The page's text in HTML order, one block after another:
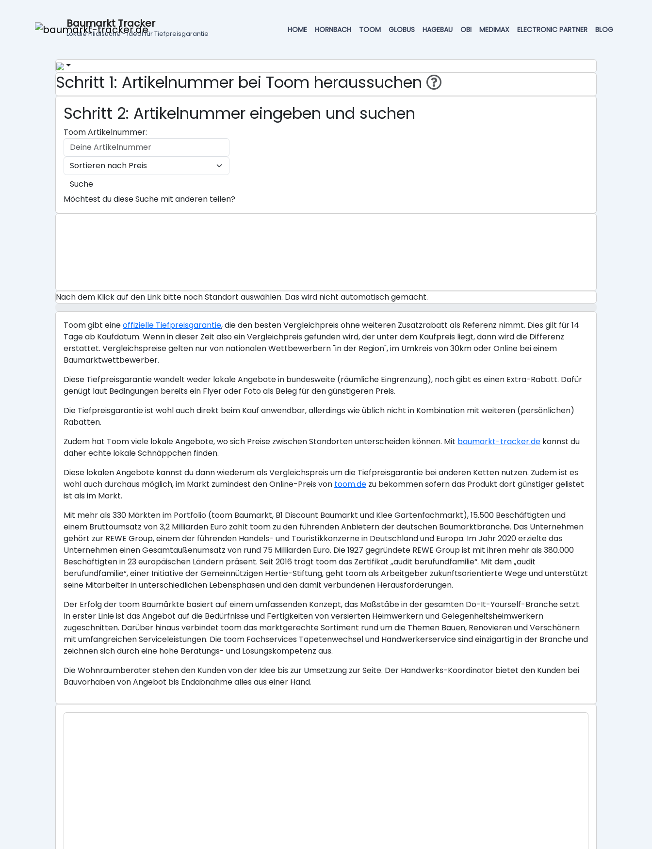
Baumarkt Tracker
Lokale Filialsuche - ideal für Tiefpreisgarantie HOME HORNBACH TOOM GLOBUS HAGEBAU OBI MEDIMAX ELECTRONIC PARTNER BLOG
Schritt 1: Artikelnummer bei Toom heraussuchen
Schritt 2: Artikelnummer eingeben und suchen
Toom Artikelnummer:
Suche
Möchtest du diese Suche mit anderen teilen?
Nach dem Klick auf den Link bitte noch Standort auswählen. Das wird nicht automatisch gemacht.
Toom gibt eineoffizielle Tiefpreisgarantie, die den besten Vergleichpreis ohne weiteren Zusatzrabatt als Referenz nimmt. Dies gilt für 14
Tage ab Kaufdatum. Wenn in dieser Zeit also ein Vergleichpreis gefunden wird, der unter dem Kaufpreis liegt, dann wird die Differenz
erstattet. Vergleichspreise gelten nur von nationalen Wettbewerbern "in der Region", im Umkreis von 30km oder Online bei einem
Baumarktwettbewerber.
Diese Tiefpreisgarantie wandelt weder lokale Angebote in bundesweite (räumliche Eingrenzung), noch gibt es einen Extra-Rabatt. Dafür
genügt laut Bedingungen bereits ein Flyer oder Foto als Beleg für den günstigeren Preis.
Die Tiefpreisgarantie ist wohl auch direkt beim Kauf anwendbar, allerdings wie üblich nicht in Kombination mit weiteren (persönlichen)
Rabatten.
Zudem hat Toom viele lokale Angebote, wo sich Preise zwischen Standorten unterscheiden können. Mit baumarkt-tracker.de kannst du
daher echte lokale Schnäppchen finden.
Diese lokalen Angebote kannst du dann wiederum als Vergleichspreis um die Tiefpreisgarantie bei anderen Ketten nutzen. Zudem ist es
wohl auch durchaus möglich, im Markt zumindest den Online-Preis von toom.de zu bekommen sofern das Produkt dort günstiger gelistet
ist als im Markt.
Mit mehr als 330 Märkten im Portfolio (toom Baumarkt, B1 Discount Baumarkt und Klee Gartenfachmarkt), 15.500 Beschäftigten und
einem Bruttoumsatz von 3,2 Milliarden Euro zählt toom zu den führenden Anbietern der deutschen Baumarktbranche. Das Unternehmen
gehört zur REWE Group, einem der führenden Handels- und Touristikkonzerne in Deutschland und Europa. Im Jahr 2020 erzielte das
Unternehmen einen Gesamtaußenumsatz von rund 75 Milliarden Euro. Die 1927 gegründete REWE Group ist mit ihren mehr als 380.000
Beschäftigten in 23 europäischen Ländern präsent. Seit 2016 trägt toom das Zertifikat „audit berufundfamilie“. Mit dem „audit
berufundfamilie“, einer Initiative der Gemeinnützigen Hertie-Stiftung, geht toom als Arbeitgeber zukunftsorientierte Wege und unterstützt
seine Mitarbeiter in unterschiedlichen Lebensphasen und den damit verbundenen Herausforderungen.
Der Erfolg der toom Baumärkte basiert auf einem umfassenden Konzept, das Maßstäbe in der gesamten Do-It-Yourself-Branche setzt.
In erster Linie ist das Angebot auf die Bedürfnisse und Fertigkeiten von versierten Heimwerkern und Gelegenheitsheimwerkern
zugeschnitten. Darüber hinaus verbindet toom das marktgerechte Sortiment rund um die Themen Bauen, Renovieren und Verschönern
mit umfangreichen Serviceleistungen. Die toom Fachservices Tapetenwechsel und Handwerkerservice sind einzigartig in der Branche und
zeichnen sich durch eine hohe Beratungs- und Lösungskompetenz aus.
Die Wohnraumberater stehen den Kunden von der Idee bis zur Umsetzung zur Seite. Der Handwerks-Koordinator bietet den Kunden bei
Bauvorhaben von Angebot bis Endabnahme alles aus einer Hand.